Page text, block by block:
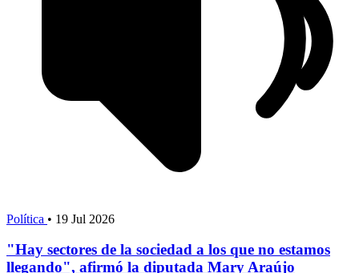
Política • 19 Jul 2026
"Hay sectores de la sociedad a los que no estamos
llegando", afirmó la diputada Mary Araújo